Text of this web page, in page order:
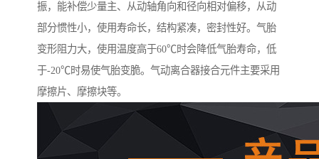
振，能补偿少量主、从动轴角向和径向相对偏移，从动
部分惯性小，使用寿命长，结构紧凑，密封性好。气胎
变形阻力大，使用温度高于60℃时会降低气胎寿命，低
于-20℃时易使气胎变脆。气动离合器接合元件主要采用
摩擦片、摩擦块等。